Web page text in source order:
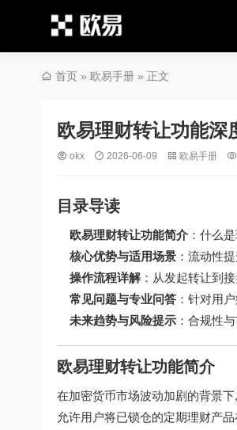
首页 » 欧易手册 » 正文
欧易理财转让功能
okx 2026-06-09 欧易手册
目录导读
欧易理财转让功能简介 ：什么
核心优势与适用场景 ：流动性
操作流程详解：从发起转让到
常见问题与专业问答 ：针对用
未来趋势与风险提示 ：合规性
欧易理财转让功能简介
在加密货币市场波动加剧的背景下,
允许用户将已锁仓的定期理财产